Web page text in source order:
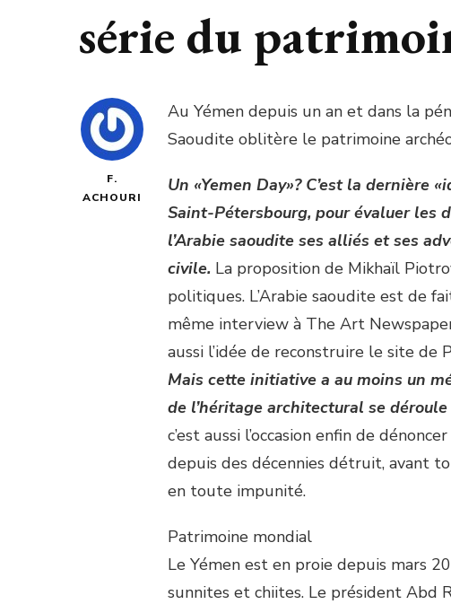
série du
F.
ACHOURI
Au Yémen depuis un an et dans la
Saoudite oblitère le patrimoine
Un «Yemen Day»? C’est la dernière
Saint-Pétersbourg, pour évaluer les
l’Arabie saoudite ses alliés et ses
civile. La proposition de Mikhaïl
politiques. L’Arabie saoudite est de
même interview à The Art
aussi l’idée de reconstruire le site de
Mais cette initiative a au moins un
de l’héritage architectural se
c’est aussi l’occasion enfin de
depuis des décennies détruit, avant
en toute impunité.
Patrimoine mondial
Le Yémen est en proie depuis mars
sunnites et chiites. Le président Abd